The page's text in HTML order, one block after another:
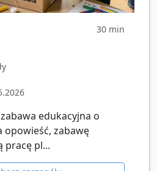
30 min
edukacyjna o
opowieść, zabawę
pracę pl...